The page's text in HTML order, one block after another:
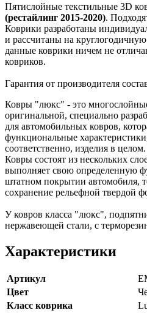
Пятислойные текстильные 3D
(рестайлинг 2015-2020).
Коврики разработаны
и рассчитаны на
данные коврики ничем не
ковриков.
Гарантия от производителя
Ковры "люкс" - это
оригинальной, специально
для автомобильных ковров,
функциональные
соответственно, изделия в целом.
Ковры состоят из нескольких
выполняет свою определенную
штатном покрытии автомобиля,
сохранение рельефной твердой
У ковров класса "люкс",
нержавеющей стали, с
Характеристики
Артикул
Цвет
Класс коврика